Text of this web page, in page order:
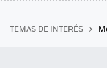
TEMAS DE INTERÉS